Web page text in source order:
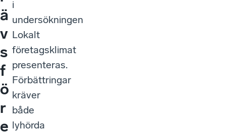
ä
v
s
f
ö
r
e
i
undersökningen
Lokalt
företagsklimat
presenteras.
Förbättringar
kräver
både
lyhörda